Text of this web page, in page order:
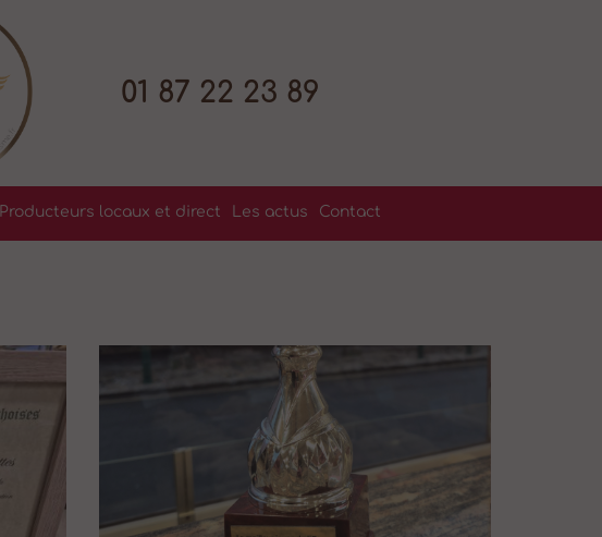
01 87 22 23 89
Producteurs locaux et direct Les actus Contact